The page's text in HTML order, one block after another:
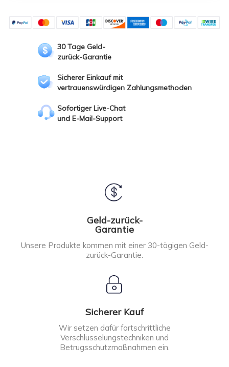
30 Tage Geld-
zurück-Garantie
Sicherer Einkauf mit
vertrauenswürdigen Zahlungsmethoden
Sofortiger Live-Chat
und E-Mail-Support
Geld-zurück-
Garantie
Unsere Produkte kommen mit einer 30-tägigen Geld-
zurück-Garantie.
Sicherer Kauf
Wir setzen dafür fortschrittliche
Verschlüsselungstechniken und
Betrugsschutzmaßnahmen ein.